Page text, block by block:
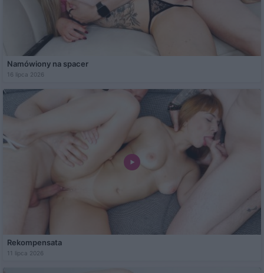
Namówiony na spacer
16 lipca 2026
Rekompensata
11 lipca 2026